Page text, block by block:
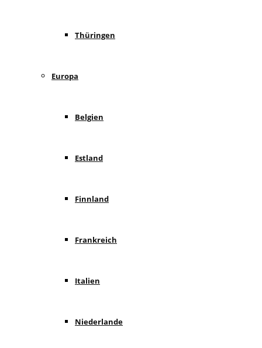
Thüringen
Europa
Belgien
Estland
Finnland
Frankreich
Italien
Niederlande